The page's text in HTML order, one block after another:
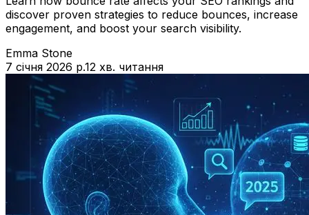
discover proven strategies to reduce bounces, increase
engagement, and boost your search visibility.
Emma Stone
7 січня 2026 р.12 хв. читання